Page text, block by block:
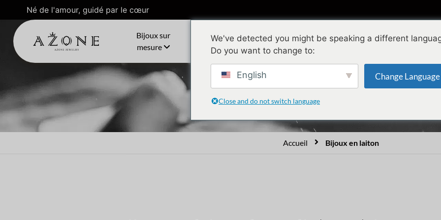
Né de l'amour, guidé par le cœur
Bijoux sur
mesure
Collections Conception Qualité A
Bijoux en laiton
Accueil Bijoux en laiton
We've detected you might be speaking a different
Do you want to change to:
English Change Language
Close and do not switch language